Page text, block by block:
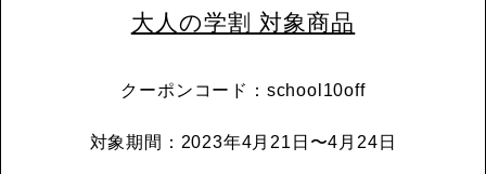
大人の学割 対象商品
クーポンコード：school10off
対象期間：2023年4月21日〜4月24日